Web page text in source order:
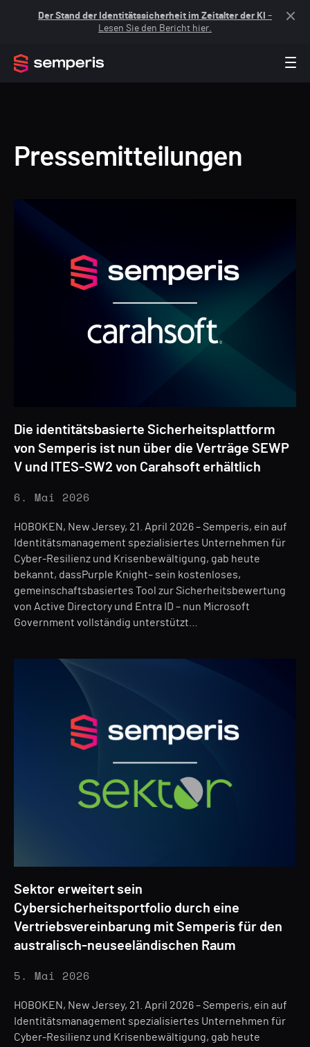
Der Stand der Identitätssicherheit im Zeitalter der KI –
Lesen Sie den Bericht hier.
Pressemitteilungen
Die identitätsbasierte Sicherheitsplattform
von Semperis ist nun über die Verträge SEWP
V und ITES-SW2 von Carahsoft erhältlich
6. Mai 2026
HOBOKEN, New Jersey, 21. April 2026 – Semperis, ein auf
Identitätsmanagement spezialisiertes Unternehmen für
Cyber-Resilienz und Krisenbewältigung, gab heute
bekannt, dassPurple Knight– sein kostenloses,
gemeinschaftsbasiertes Tool zur Sicherheitsbewertung
von Active Directory und Entra ID – nun Microsoft
Government vollständig unterstützt…
Sektor erweitert sein
Cybersicherheitsportfolio durch eine
Vertriebsvereinbarung mit Semperis für den
australisch-neuseeländischen Raum
5. Mai 2026
HOBOKEN, New Jersey, 21. April 2026 – Semperis, ein auf
Identitätsmanagement spezialisiertes Unternehmen für
Cyber-Resilienz und Krisenbewältigung, gab heute